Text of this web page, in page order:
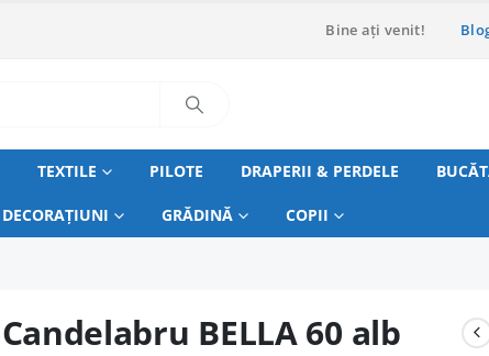
Bine ați venit!
TEXTILE PILOTE DRAPERII & PERDELE
DECORAȚIUNI GRĂDINĂ COPII
Candelabru BELLA 60 alb